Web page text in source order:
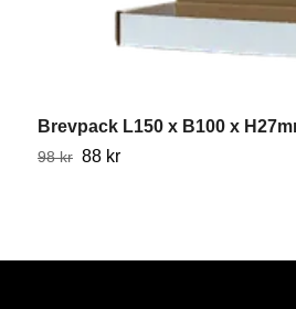
Brevpack L150 x B100 x
98 kr 88 kr